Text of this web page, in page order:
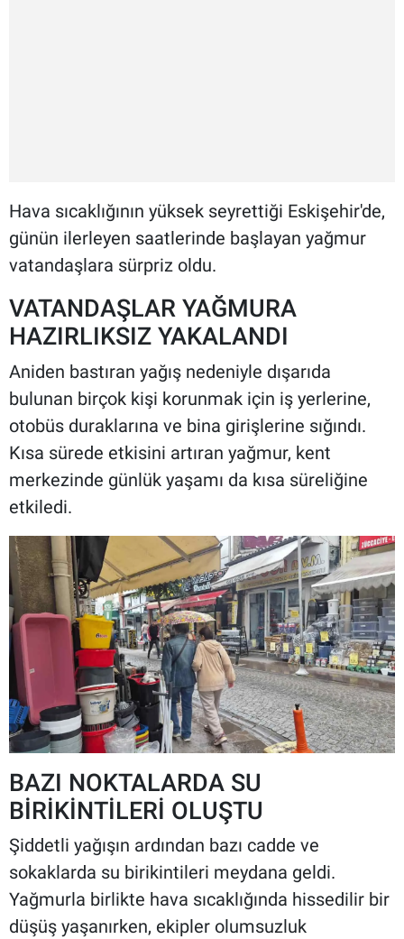
Hava sıcaklığının yüksek seyrettiği Eskişehir'de,
günün ilerleyen saatlerinde başlayan yağmur
vatandaşlara sürpriz oldu.
VATANDAŞLAR YAĞMURA
HAZIRLIKSIZ YAKALANDI
Aniden bastıran yağış nedeniyle dışarıda
bulunan birçok kişi korunmak için iş yerlerine,
otobüs duraklarına ve bina girişlerine sığındı.
Kısa sürede etkisini artıran yağmur, kent
merkezinde günlük yaşamı da kısa süreliğine
etkiledi.
BAZI NOKTALARDA SU
BİRİKİNTİLERİ OLUŞTU
Şiddetli yağışın ardından bazı cadde ve
sokaklarda su birikintileri meydana geldi.
Yağmurla birlikte hava sıcaklığında hissedilir bir
düşüş yaşanırken, ekipler olumsuzluk